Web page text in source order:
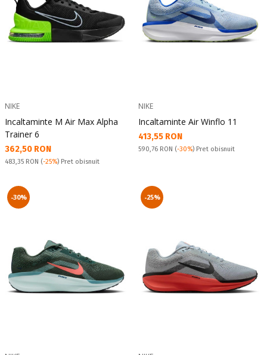
NIKE
Incaltaminte M Air Max Alpha
Trainer 6
Текуща цена:
362,50 RON
Pret obisnuit:
483,35 RON (-25%) Pret obisnuit
NIKE
Incaltaminte Air Winflo 11
Текуща цена:
413,55 RON
Pret obisnuit:
590,76 RON (-30%) Pret obisnuit
-30% -25%